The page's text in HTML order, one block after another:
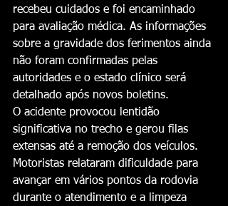
recebeu cuidados e foi encaminhado
para avaliação médica. As informações
sobre a gravidade dos ferimentos ainda
não foram confirmadas pelas
autoridades e o estado clínico será
detalhado após novos boletins.
O acidente provocou lentidão
significativa no trecho e gerou filas
extensas até a remoção dos veículos.
Motoristas relataram dificuldade para
avançar em vários pontos da rodovia
durante o atendimento e a limpeza